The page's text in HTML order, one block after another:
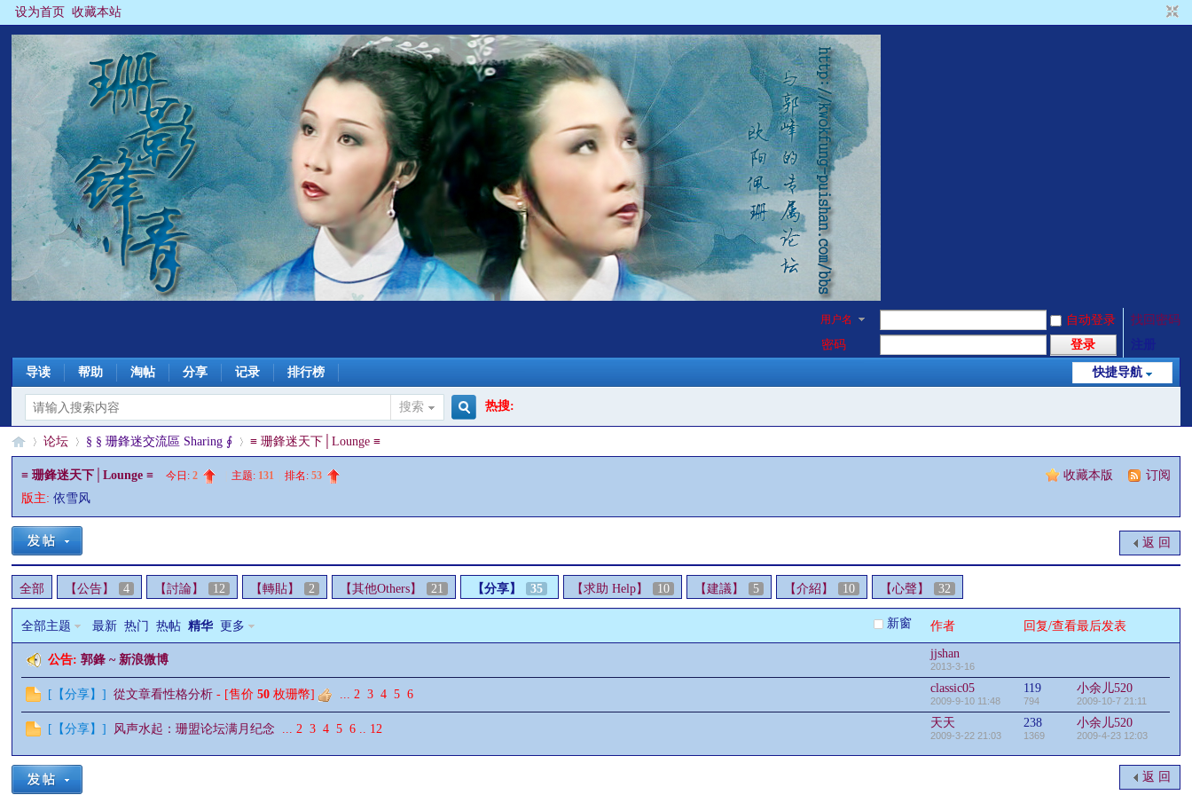
设为首页 收藏本站
用户名 自动登录
找回密码
密码
登录
快捷导航
导读 帮助 淘帖 分享 记录 排行榜
搜索 热搜:
§ »
论坛
›
§ § 珊鋒迷交流區 Sharing ∮
›
≡ 珊鋒迷天下│Lounge ≡
收藏本版 订阅
≡ 珊鋒迷天下│Lounge ≡ 今日:2 主题: 131 排名:53
版主:依雪风
返 回
全部 【公告】 4 【討論】 12 【轉貼】 2 【其他Others】 21 【分享】 35 【求助 Help】 10 【建議】 5 【介紹】 10 【心聲】 32
新窗
全部主题 最新 热门 热帖 精华 更多 作者 回复/查看最后发表
公告:郭鋒 ~ 新浪微博 jjshan
2013-3-16
[ 【分享】] 從文章看性格分析 - [售价50 枚珊幣] ... 2 3 4 5 6 classic05
2009-9-10 11:48
119
794
小余儿520
2009-10-7 21:11
[ 【分享】] 风声水起：珊盟论坛满月纪念 ... 2 3 4 5 6 .. 12 天天
2009-3-22 21:03
238
1369
小余儿520
2009-4-23 12:03
返 回